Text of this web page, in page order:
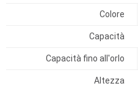
Colore
Capacità
Capacità fino all'orlo
Altezza